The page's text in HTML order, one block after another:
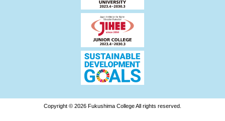
Copyright © 2026 Fukushima College All rights reserved.